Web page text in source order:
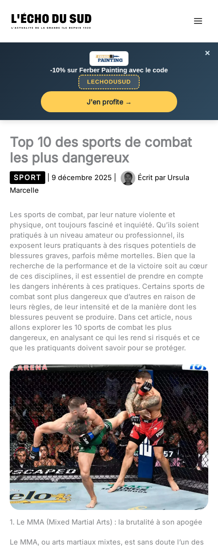
contenu
×
J'en profite →
Top 10 des sports de combat
les plus dangereux
SPORT 9 décembre 2025 Écrit par Ursula
Marcelle
Les sports de combat, par leur nature violente et
physique, ont toujours fasciné et inquiété. Qu’ils soient
pratiqués à un niveau amateur ou professionnel, ils
exposent leurs pratiquants à des risques potentiels de
blessures graves, parfois même mortelles. Bien que la
recherche de la performance et de la victoire soit au cœur
de ces disciplines, il est essentiel de prendre en compte
les dangers inhérents à ces pratiques. Certains sports de
combat sont plus dangereux que d’autres en raison de
leurs règles, de leur intensité et de la manière dont les
blessures peuvent se produire. Dans cet article, nous
allons explorer les 10 sports de combat les plus
dangereux, en analysant ce qui les rend si risqués et ce
que les pratiquants doivent savoir pour se protéger.
1. Le MMA (Mixed Martial Arts) : la brutalité à son apogée
Le MMA, ou arts martiaux mixtes, est sans doute l’un des